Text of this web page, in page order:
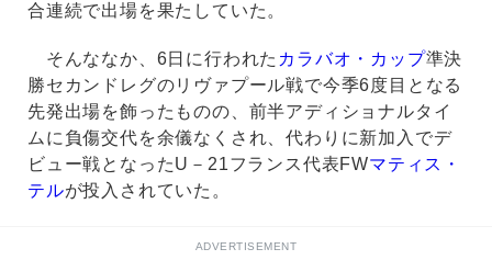
合連続で出場を果たしていた。
そんななか、6日に行われた カラバオ・カップ準決
勝セカンドレグのリヴァプール戦で今季6度目となる
先発出場を飾ったものの、前半アディショナルタイ
ムに負傷交代を余儀なくされ、代わりに新加入でデ
ビュー戦となったU－21フランス代表FWマティス・
テルが投入されていた。
ADVERTISEMENT